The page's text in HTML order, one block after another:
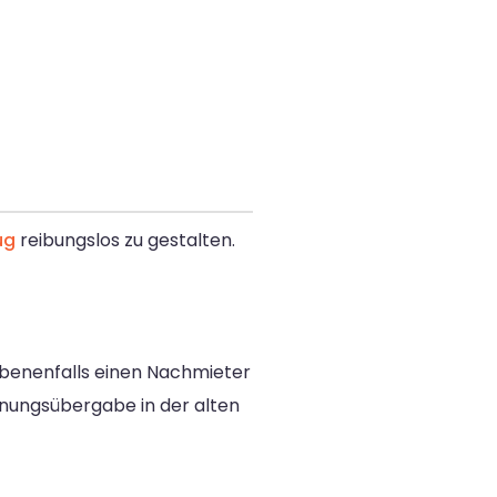
reibungslos zu gestalten.
einen Nachmieter
in der alten